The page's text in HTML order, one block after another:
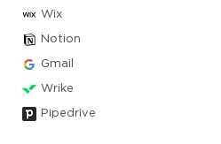
Wix
Notion
Gmail
Wrike
Pipedrive